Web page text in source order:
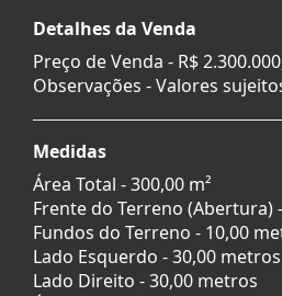
Detalhes da Venda
Preço de Venda - R$
Observações - Valores
Medidas
Área Total - 300,00 m²
Frente do Terreno (Abertura)
Fundos do Terreno - 10,00
Lado Esquerdo - 30,00 metros
Lado Direito - 30,00 metros